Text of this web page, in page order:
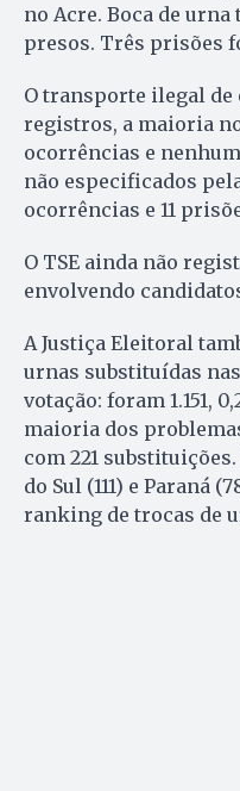
no Acre. Boca de urna
presos. Três prisões
O transporte ilegal de
registros, a maioria
ocorrências e
não especificados
ocorrências e 11
O TSE ainda não
envolvendo
A Justiça Eleitoral
urnas substituídas
votação: foram 1.151,
maioria dos
com 221 substituições.
do Sul (111) e Paraná
ranking de trocas de